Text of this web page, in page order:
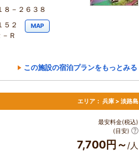
８－２６３８
５２
Ｒ
MAP
この施設の宿泊プランをもっとみる
エリア： 兵庫 > 淡路島
最安料金(税込)
(目安)
7,700円～ /人